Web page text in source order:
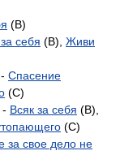
(B)
себя (B), Живи
Спасение
(C)
Всяк за себя (B),
(C)
за свое дело не